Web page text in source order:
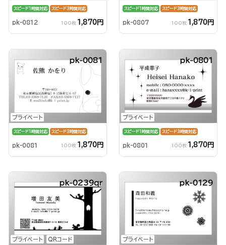
スピード1時間対応 スピード3時間対応
pk-0812 100枚 1,870円
スピード1時間対応 スピード3時間対応
pk-0807 100枚 1,870円
プライベート
pk-0081
スピード1時間対応 スピード3時間対応
pk-0081 100枚 1,870円
プライベート
pk-0801
スピード1時間対応 スピード3時間対応
pk-0801 100枚 1,870円
プライベート QRコード
pk-0239qr
プライベート
pk-0129